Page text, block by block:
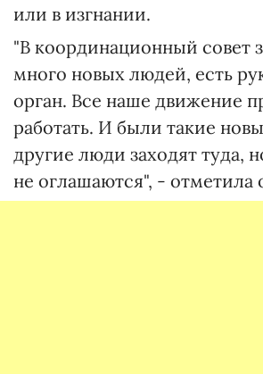
или в изгнании.
"В координационный совет
много новых людей, есть
орган. Все наше движение
работать. И были такие
другие люди заходят туда,
не оглашаются", - отметила